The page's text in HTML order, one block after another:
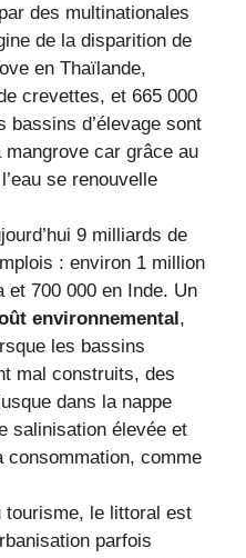
des multinationales
de la disparition de
en Thaïlande,
crevettes, et 665 000
bassins d’élevage sont
car grâce au
se renouvelle
9 milliards de
: environ 1 million
et 700 000 en Inde. Un
environnemental,
les bassins
mal construits, des
dans la nappe
salinisation élevée et
consommation, comme
tourisme, le littoral est
parfois